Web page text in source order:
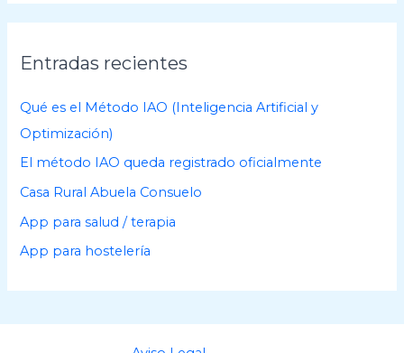
h
i
o
s
Entradas recientes
Qué es el Método IAO (Inteligencia Artificial y
Optimización)
El método IAO queda registrado oficialmente
Casa Rural Abuela Consuelo
App para salud / terapia
App para hostelería